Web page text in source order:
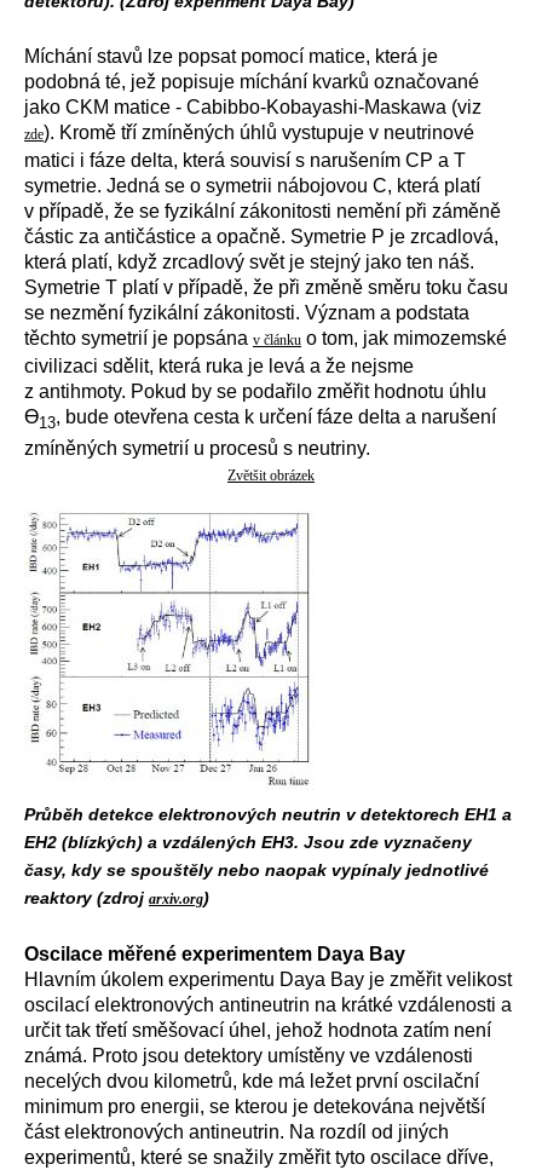
Míchání stavů lze popsat pomocí matice, která je
podobná té, jež popisuje míchání kvarků označované
jako CKM matice - Cabibbo-Kobayashi-Maskawa (viz
zde). Kromě tří zmíněných úhlů vystupuje v neutrinové
matici i fáze delta, která souvisí s narušením CP a T
symetrie. Jedná se o symetrii nábojovou C, která platí
v případě, že se fyzikální zákonitosti nemění při záměně
částic za antičástice a opačně. Symetrie P je zrcadlová,
která platí, když zrcadlový svět je stejný jako ten náš.
Symetrie T platí v případě, že při změně směru toku času
se nezmění fyzikální zákonitosti. Význam a podstata
těchto symetrií je popsána v článku o tom, jak mimozemské
civilizaci sdělit, která ruka je levá a že nejsme
z antihmoty. Pokud by se podařilo změřit hodnotu úhlu
Ɵ13, bude otevřena cesta k určení fáze delta a narušení
zmíněných symetrií u procesů s neutriny.
Zvětšit obrázek
Průběh detekce elektronových neutrin v detektorech EH1 a
EH2 (blízkých) a vzdálených EH3. Jsou zde vyznačeny
časy, kdy se spouštěly nebo naopak vypínaly jednotlivé
reaktory (zdroj arxiv.org)
Oscilace měřené experimentem Daya Bay
Hlavním úkolem experimentu Daya Bay je změřit velikost
oscilací elektronových antineutrin na krátké vzdálenosti a
určit tak třetí směšovací úhel, jehož hodnota zatím není
známá. Proto jsou detektory umístěny ve vzdálenosti
necelých dvou kilometrů, kde má ležet první oscilační
minimum pro energii, se kterou je detekována největší
část elektronových antineutrin. Na rozdíl od jiných
experimentů, které se snažily změřit tyto oscilace dříve,